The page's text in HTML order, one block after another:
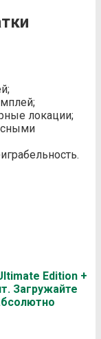
локации;
Edition +
Загружайте